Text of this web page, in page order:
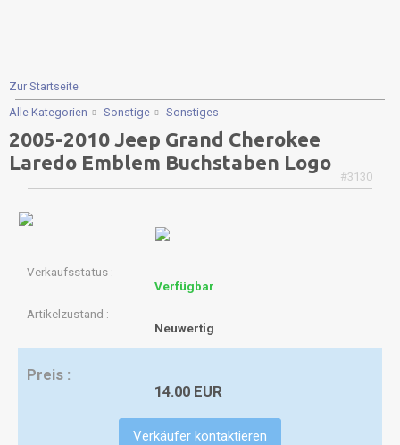
Zur Startseite
Alle Kategorien
Sonstige Sonstiges
2005-2010 Jeep Grand Cherokee
Laredo Emblem Buchstaben Logo
#3130
Verkaufsstatus
Verfügbar
Artikelzustand
Neuwertig
Preis
14.00 EUR
Verkäufer kontaktieren